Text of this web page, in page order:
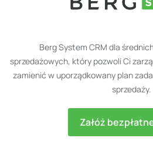
Berg System CRM dla
sprzedażowych, który pozwoli Ci
zamienić w uporządkowany plan
sprzedaży.
Załóż